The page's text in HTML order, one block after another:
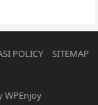
POLICY
SITEMAP
WPEnjoy